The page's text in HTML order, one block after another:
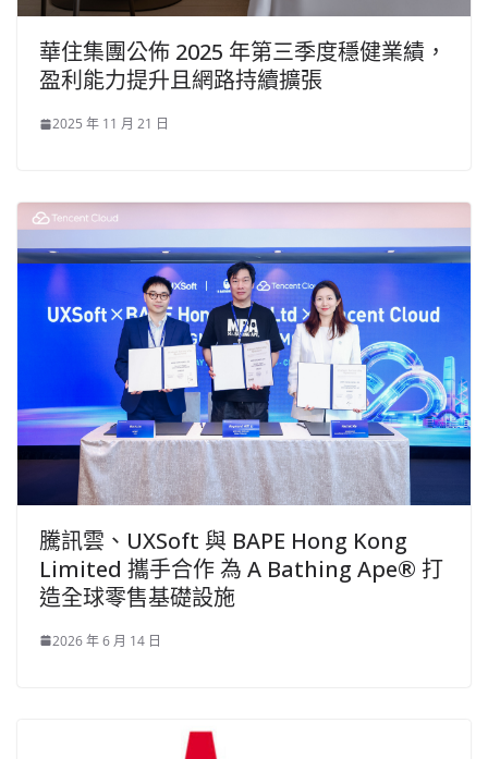
華住集團公佈 2025 年第三季度穩健業績，
盈利能力提升且網路持續擴張
2025 年 11 月 21 日
騰訊雲、UXSoft 與 BAPE Hong Kong
Limited 攜手合作 為 A Bathing Ape® 打
造全球零售基礎設施
2026 年 6 月 14 日